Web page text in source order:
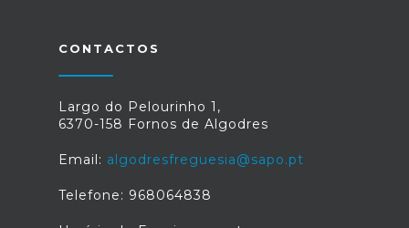
CONTACTOS
Largo do Pelourinho 1,
6370-158 Fornos de Algodres
Email: algodresfreguesia@sapo.pt
Telefone: 968064838